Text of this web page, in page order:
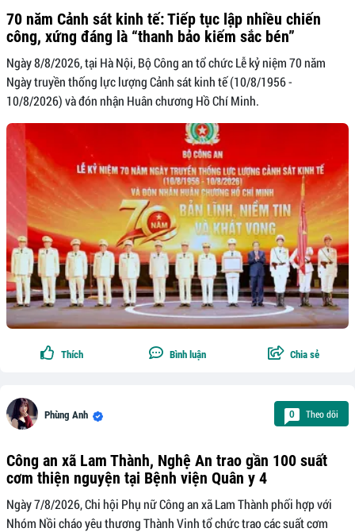
70 năm Cảnh sát kinh tế: Tiếp tục lập nhiều chiến
công, xứng đáng là “thanh bảo kiếm sắc bén”
Ngày 8/8/2026, tại Hà Nội, Bộ Công an tổ chức Lễ kỷ niệm 70 năm
Ngày truyền thống lực lượng Cảnh sát kinh tế (10/8/1956 -
10/8/2026) và đón nhận Huân chương Hồ Chí Minh.
Thích Bình luận Chia sẻ
Phùng Anh 0 Theo dõi
Công an xã Lam Thành, Nghệ An trao gần 100 suất
cơm thiện nguyện tại Bệnh viện Quân y 4
Ngày 7/8/2026, Chi hội Phụ nữ Công an xã Lam Thành phối hợp với
Nhóm Nồi cháo yêu thương Thành Vinh tổ chức trao các suất cơm